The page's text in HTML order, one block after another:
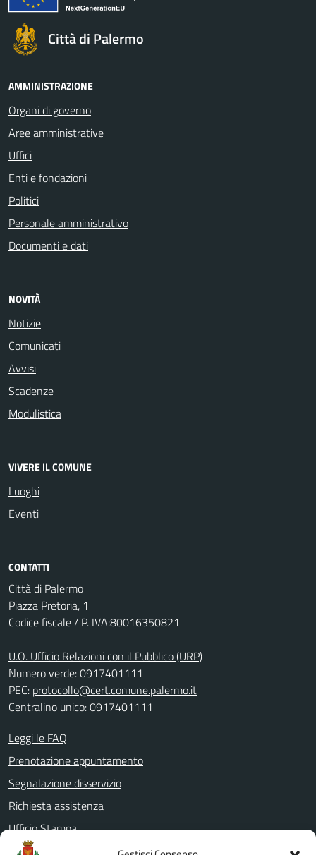
Città di Palermo
AMMINISTRAZIONE
Organi di governo
Aree amministrative
Uffici
Enti e fondazioni
Politici
Personale amministrativo
Documenti e dati
NOVITÀ
Notizie
Comunicati
Avvisi
Scadenze
Modulistica
VIVERE IL COMUNE
Luoghi
Eventi
CONTATTI
Città di Palermo
Piazza Pretoria, 1
Codice fiscale / P. IVA:80016350821
U.O. Ufficio Relazioni con il Pubblico (URP)
Numero verde: 0917401111
PEC: protocollo@cert.comune.palermo.it
Centralino unico: 0917401111
Leggi le FAQ
Prenotazione appuntamento
Segnalazione disservizio
Richiesta assistenza
Ufficio Stampa
Amministrazione Trasparente